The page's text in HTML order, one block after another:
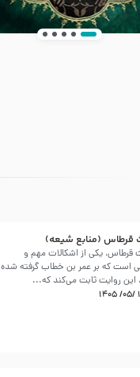
قرطاس (منابع شیعه)
قرطاس، یکی از اشکالات مهم و
است که بر عمر بن خطاب گرفته شده
این روایت ثابت می‌کند که...